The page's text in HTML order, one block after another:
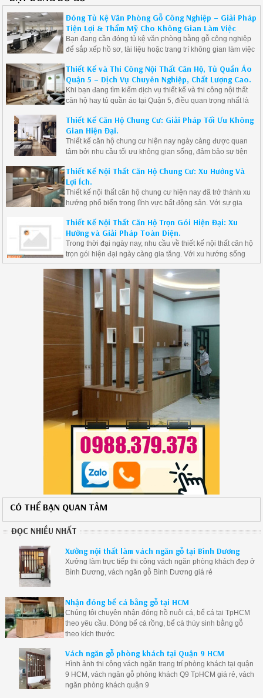
Đóng Tủ Kệ Văn Phòng Gỗ Công Nghiệp – Giải Pháp
Tiện Lợi & Thẩm Mỹ Cho Không Gian Làm Việc
Bạn đang cần đóng tủ kệ văn phòng bằng gỗ công nghiệp
để sắp xếp hồ sơ, tài liệu hoặc trang trí không gian làm việc
pháp thiết kế và thi công tủ kệ theo yêu cầu – tối ưu không
gian, tiết kiệm chi phí, nâng tầm thương hiệu doanh nghiệp.
Thiết Kế và Thi Công Nội Thất Căn Hộ, Tủ Quần Áo
Quận 5 – Dịch Vụ Chuyên Nghiệp, Chất Lượng Cao.
Khi bạn đang tìm kiếm dịch vụ thiết kế và thi công nội thất
căn hộ hay tủ quần áo tại Quận 5, điều quan trọng nhất là
những sản phẩm chất lượng, phù hợp với nhu cầu và sở
thích cá nhân. Bài viết này sẽ cung cấp cho bạn những
thông tin hữu ích về dịch vụ thiết kế và thi công nội thất căn
hộ, đặc biệt là tủ quần áo, tại khu vực Quận 5.
Thiết Kế Căn Hộ Chung Cư: Giải Pháp Tối Ưu Không
Gian Hiện Đại.
Thiết kế căn hộ chung cư hiện nay ngày càng được quan
tâm bởi nhu cầu tối ưu không gian sống, đảm bảo sự tiện
hiểu các xu hướng thiết kế căn hộ chung cư và những bí
quyết để tạo ra một không gian sống hiện đại, tiện ích và
thoải mái.
Thiết Kế Nội Thất Căn Hộ Chung Cư: Xu Hướng Và
Lợi Ích.
Thiết kế nội thất căn hộ chung cư hiện nay đã trở thành xu
hướng phổ biến trong lĩnh vực bất động sản. Với sự gia
kế nội thất tối ưu và thẩm mỹ cũng không ngừng tăng cao.
Bài viết này sẽ giúp bạn hiểu rõ hơn về thiết kế nội thất căn
hộ chung cư và những yếu tố quan trọng để có một không
gian sống hoàn hảo.
Thiết Kế Nội Thất Căn Hộ Trọn Gói Hiện Đại: Xu
Hướng và Giải Pháp Toàn Diện.
Trong thời đại ngày nay, nhu cầu về thiết kế nội thất căn hộ
trọn gói hiện đại ngày càng gia tăng. Với xu hướng sống
tiện nghi, thẩm mỹ và tối ưu hóa không gian sống, các gia
đình đang tìm kiếm giải pháp thiết kế trọn gói, từ khâu lên ý
tưởng đến thi công hoàn thiện. Trong bài viết này, chúng ta
sẽ cùng tìm hiểu những xu hướng nổi bật và lý do tại sao
thiết kế trọn gói là lựa chọn hàng đầu cho nhiều chủ nhân
căn hộ.
CÓ THỂ BẠN QUAN TÂM
ĐỌC NHIỀU NHẤT
Xưởng nội thất làm vách ngăn gỗ tại Bình Dương
Xưởng làm trực tiếp thi công vách ngăn phòng khách đẹp ở
Bình Dương, vách ngăn gỗ Bình Dương giá rẻ
Nhận đóng bể cá bằng gỗ tại HCM
Chúng tôi chuyên nhận đóng hồ nuôi cá, bể cá tại TpHCM
theo yêu cầu. Đóng bể cá rồng, bể cá thủy sinh bằng gỗ
theo kích thước
Vách ngăn gỗ phòng khách tại Quận 9 HCM
Hình ảnh thi công vách ngăn trang trí phòng khách tại quận
9 HCM, vách ngăn gỗ phòng khách Q9 TpHCM giá rẻ, vách
ngăn phòng khách quận 9